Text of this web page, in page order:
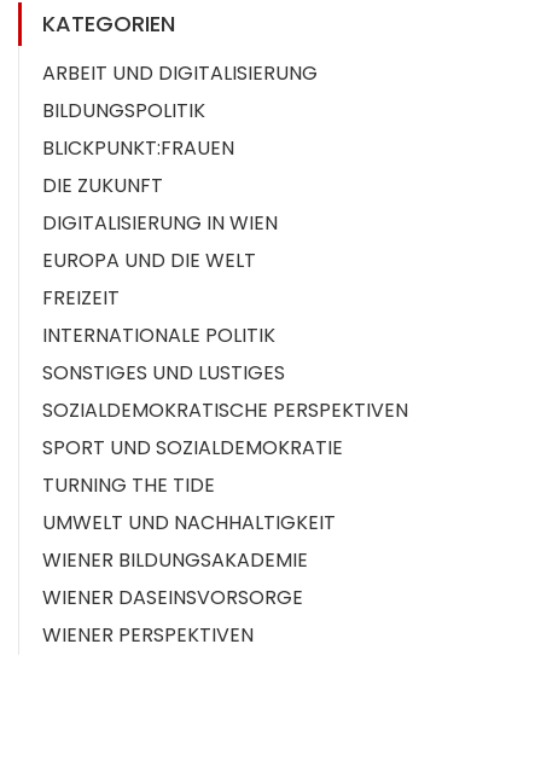
KATEGORIEN
ARBEIT UND DIGITALISIERUNG
BILDUNGSPOLITIK
BLICKPUNKT:FRAUEN
DIE ZUKUNFT
DIGITALISIERUNG IN WIEN
EUROPA UND DIE WELT
FREIZEIT
INTERNATIONALE POLITIK
SONSTIGES UND LUSTIGES
SOZIALDEMOKRATISCHE PERSPEKTIVEN
SPORT UND SOZIALDEMOKRATIE
TURNING THE TIDE
UMWELT UND NACHHALTIGKEIT
WIENER BILDUNGSAKADEMIE
WIENER DASEINSVORSORGE
WIENER PERSPEKTIVEN